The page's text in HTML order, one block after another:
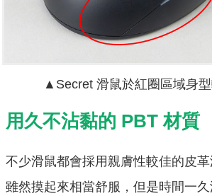
▲Secret 滑鼠於紅圈區域身型
用久不沾黏的 PBT 材質
不少滑鼠都會採用親膚性較佳的皮革
雖然摸起來相當舒服，但是時間一